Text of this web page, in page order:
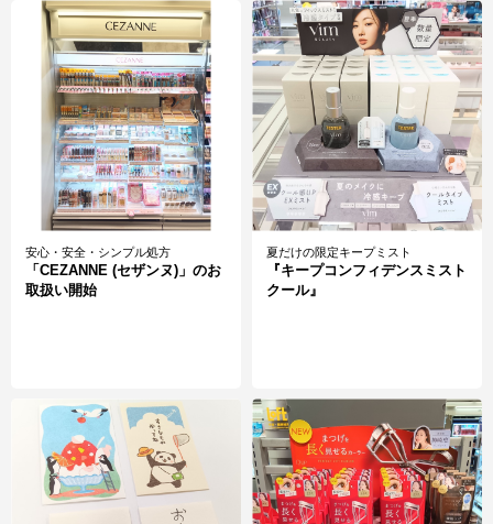
安心・安全・シンプル処方
「CEZANNE (セザンヌ)」のお
取扱い開始
夏だけの限定キープミスト
『キープコンフィデンスミスト
クール』